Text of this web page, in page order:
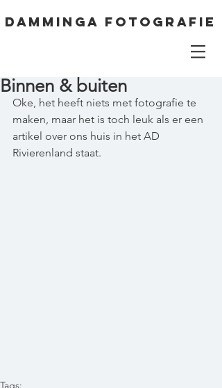
DAMMINGA FOTOGRAFIE
Binnen & buiten
Oke, het heeft niets met fotografie te
maken, maar het is toch leuk als er een
artikel over ons huis in het AD
Rivierenland staat.
Tags: